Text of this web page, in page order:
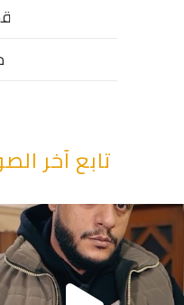
تابع آخر
“وقت بيمرق العيد..